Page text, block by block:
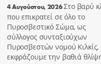
4 Αυγούστου, 2026Στο βαρύ
που επικρατεί σε όλο το
Πυροσβεστικό Σώμα, ως
σύλλογος συνταξιούχων
Πυροσβεστών νομού Κιλκίς,
εκφράζουμε την βαθιά